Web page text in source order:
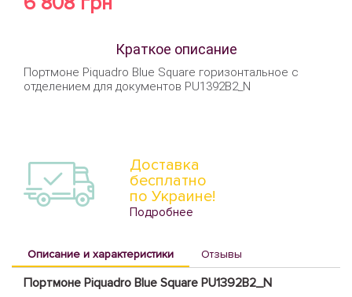
Краткое описание
Портмоне Piquadro Blue Square горизонтальное с
отделением для документов PU1392B2_N
Доставка
бесплатно
по Украине!
Подробнее
Описание и характеристики Отзывы
Портмоне Piquadro Blue Square PU1392B2_N